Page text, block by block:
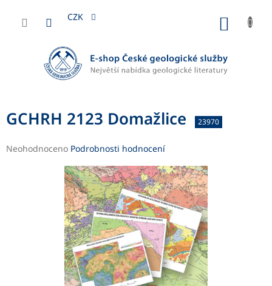
obsah
CZK
GCHRH 2123 Domažlice 23970
Průměrné
Neohodnoceno Podrobnosti hodnocení